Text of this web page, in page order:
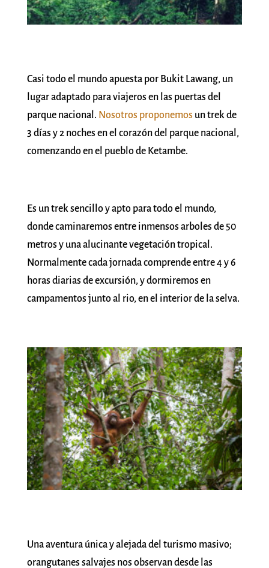
Casi todo el mundo apuesta por Bukit Lawang, un
lugar adaptado para viajeros en las puertas del
parque nacional. Nosotros proponemos un trek de
3 días y 2 noches en el corazón del parque nacional,
comenzando en el pueblo de Ketambe.
Es un trek sencillo y apto para todo el mundo,
donde caminaremos entre inmensos arboles de 50
metros y una alucinante vegetación tropical.
Normalmente cada jornada comprende entre 4 y 6
horas diarias de excursión, y dormiremos en
campamentos junto al rio, en el interior de la selva.
Una aventura única y alejada del turismo masivo;
orangutanes salvajes nos observan desde las